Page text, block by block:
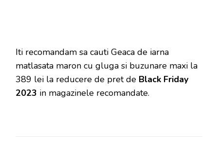
Iti recomandam sa cauti Geaca de iarna
matlasata maron cu gluga si buzunare maxi la
389 lei la reducere de pret de Black Friday
2023 in magazinele recomandate.